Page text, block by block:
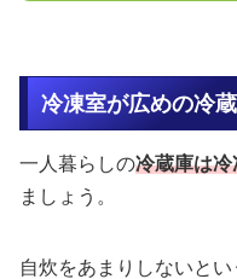
冷凍室が広めの冷
一人暮らしの冷蔵庫は
ましょう。
自炊をあまりしないと